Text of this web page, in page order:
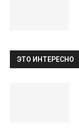
ЭТО ИНТЕРЕСНО